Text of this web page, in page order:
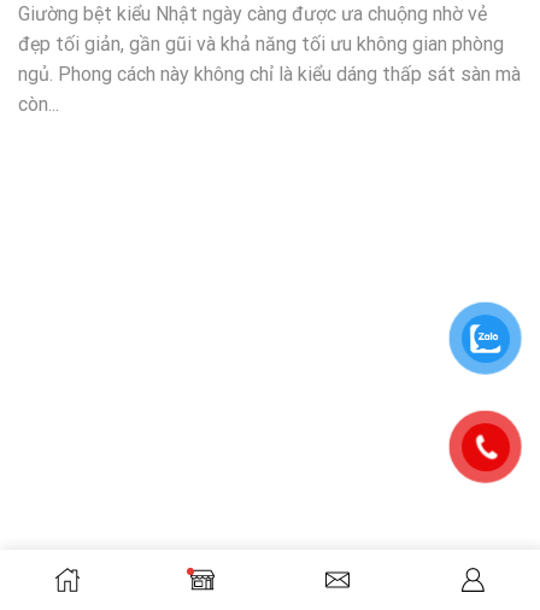
Giường bệt kiểu Nhật ngày càng được ưa chuộng nhờ vẻ
đẹp tối giản, gần gũi và khả năng tối ưu không gian phòng
ngủ. Phong cách này không chỉ là kiểu dáng thấp sát sàn mà
còn...